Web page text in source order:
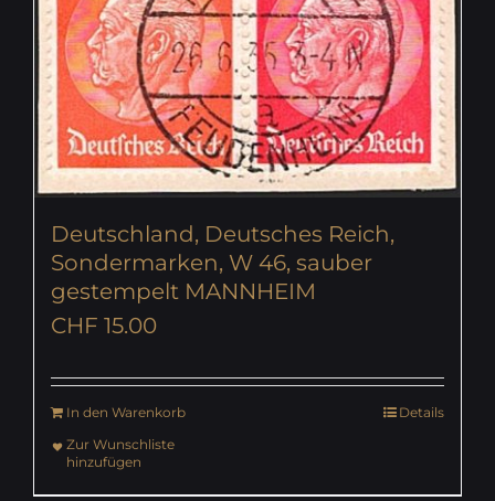
Deutschland, Deutsches Reich,
Sondermarken, W 46, sauber
gestempelt MANNHEIM
CHF 15.00
In den Warenkorb
Details
Zur Wunschliste
hinzufügen